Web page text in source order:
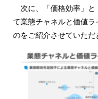
次に、「価格効率」と
て業態チャネルと価値
のをご紹介させていただ